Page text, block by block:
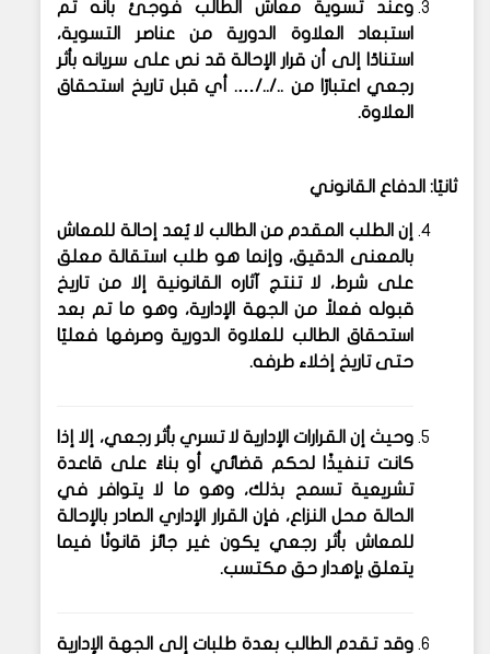
وعند تسوية معاش الطالب فوجئ بأنه تم
استبعاد العلاوة الدوريةمن عناصر التسوية،
استنادًا إلى أن قرار الإحالة قد نص على سريانه بأثر
رجعي اعتبارًا من ../../…. أي قبل تاريخ استحقاق
العلاوة.
ثانيًا: الدفاع القانوني
إن الطلب المقدم من الطالب لا يُعد إحالة للمعاش
بالمعنى الدقيق، وإنما هو طلب استقالة معلق
على شرط، لا تنتج آثاره القانونية إلا من تاريخ
قبوله فعلاً من الجهة الإدارية، وهو ما تم بعد
استحقاق الطالب للعلاوة الدورية وصرفها فعليًا
حتى تاريخ إخلاء طرفه.
وحيث إن القرارات الإدارية لا تسري بأثر رجعي، إلا إذا
كانت تنفيذًا لحكم قضائي أو بناءً على قاعدة
تشريعية تسمح بذلك، وهو ما لا يتوافر في
الحالة محل النزاع، فإن القرار الإداري الصادر بالإحالة
للمعاش بأثر رجعي يكون غير جائز قانونًا فيما
يتعلق بإهدار حق مكتسب.
وقد تقدم الطالب بعدة طلبات إلى الجهة الإدارية